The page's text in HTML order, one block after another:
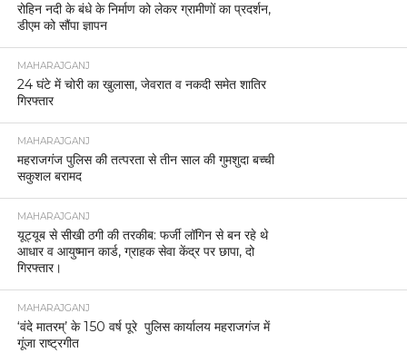
रोहिन नदी के बंधे के निर्माण को लेकर ग्रामीणों का प्रदर्शन,
डीएम को सौंपा ज्ञापन
MAHARAJGANJ
24 घंटे में चोरी का खुलासा, जेवरात व नकदी समेत शातिर
गिरफ्तार
MAHARAJGANJ
महराजगंज पुलिस की तत्परता से तीन साल की गुमशुदा बच्ची
सकुशल बरामद
MAHARAJGANJ
यूट्यूब से सीखी ठगी की तरकीब: फर्जी लॉगिन से बन रहे थे
आधार व आयुष्मान कार्ड, ग्राहक सेवा केंद्र पर छापा, दो
गिरफ्तार।
MAHARAJGANJ
‘वंदे मातरम्’ के 150 वर्ष पूरे पुलिस कार्यालय महराजगंज में
गूंजा राष्ट्रगीत